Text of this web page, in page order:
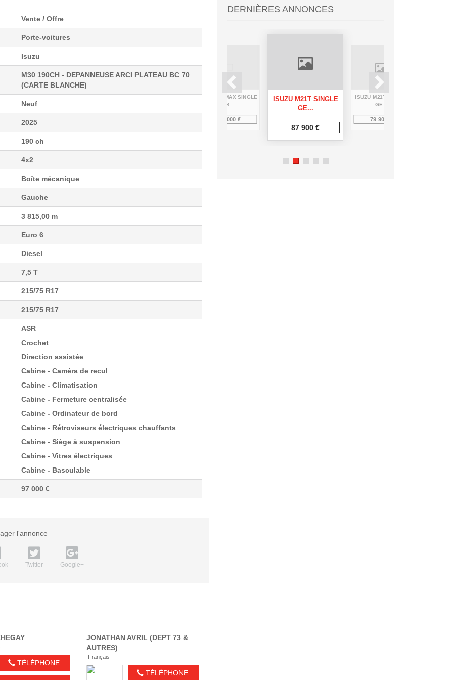
Vente / Offre
Porte-voitures
Isuzu
M30 190CH - DEPANNEUSE ARCI PLATEAU BC 70
(CARTE BLANCHE)
Neuf
2025
190 ch
4x2
Boîte mécanique
Gauche
3 815,00 m
Euro 6
Diesel
7,5 T
215/75 R17
215/75 R17
ASR
Crochet
Direction assistée
Cabine - Caméra de recul
Cabine - Climatisation
Cabine - Fermeture centralisée
Cabine - Ordinateur de bord
Cabine - Rétroviseurs électriques chauffants
Cabine - Siège à suspension
Cabine - Vitres électriques
Cabine - Basculable
97 000 €
l'annonce
Twitter Google+
TÉLÉPHONE
JONATHAN AVRIL (DEPT 73 &
AUTRES)
Français
TÉLÉPHONE
DERNIÈRES ANNONCES
ISUZU D-MAX SINGLE
B...
82 000 €
ISUZU M21T SINGLE
GE...
87 900 €
ISUZU M21T SINGLE
GE...
79 900 €